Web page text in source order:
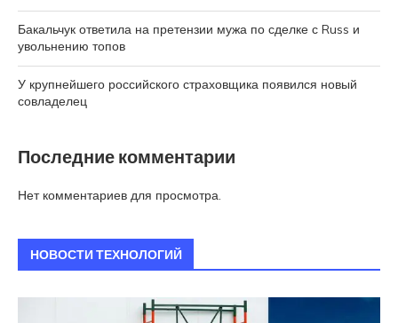
Бакальчук ответила на претензии мужа по сделке с Russ и
увольнению топов
У крупнейшего российского страховщика появился новый
совладелец
Последние комментарии
Нет комментариев для просмотра.
НОВОСТИ ТЕХНОЛОГИЙ